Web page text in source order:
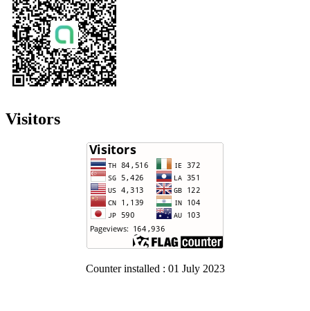
Visitors
Counter installed : 01 July 2023